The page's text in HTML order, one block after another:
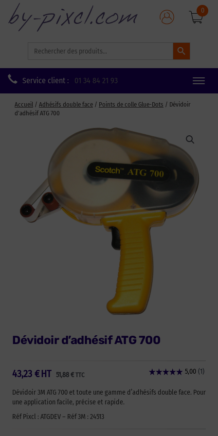
for:
Search Button
0
Service client : 01 34 84 21 93
Toggle
Accueil / Adhésifs double face / Points de colle Glue-Dots / Dévidoir
d’adhésif ATG 700
Dévidoir d’adhésif ATG 700
43,23 € 51,88€ TTC
HT
Dévidoir 3M ATG 700 et toute une gamme d’adhésifs double face. Pour
une application facile, précise et rapide.
Réf Pixcl : ATGDEV – Réf 3M : 24513